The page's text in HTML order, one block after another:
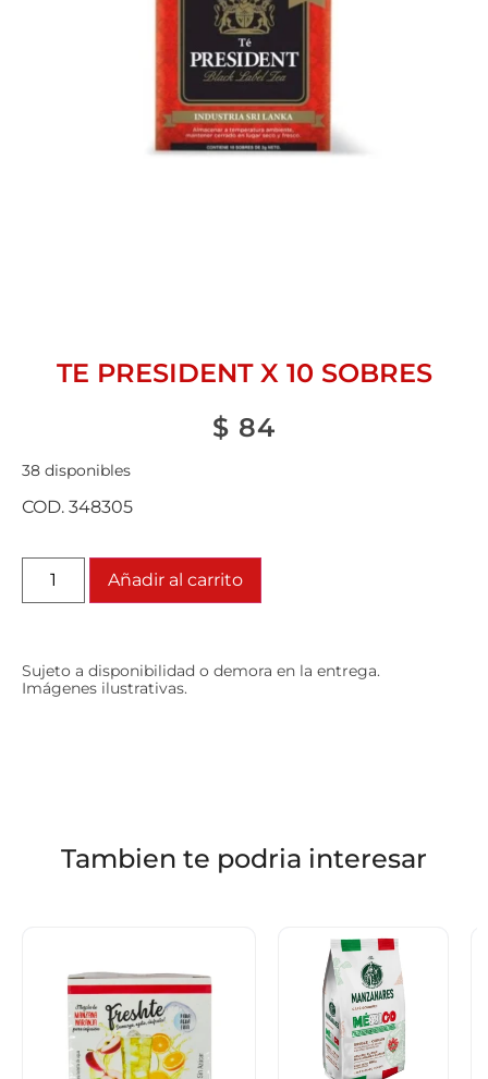
TE PRESIDENT X 10 SOBRES
$ 84
38 disponibles
COD. 348305
Añadir al carrito
Sujeto a disponibilidad o demora en la entrega.
Imágenes ilustrativas.
Tambien te podria interesar